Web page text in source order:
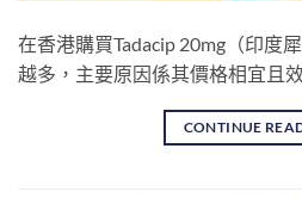
在香港購買Tadacip 20mg（印度
越多，主要原因係其價格相宜且
CONTINUE